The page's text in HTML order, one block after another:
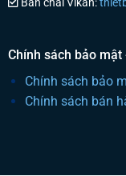
Bàn chải Vikan:
Chính sách bảo mật
Chính sách bảo
Chính sách bán